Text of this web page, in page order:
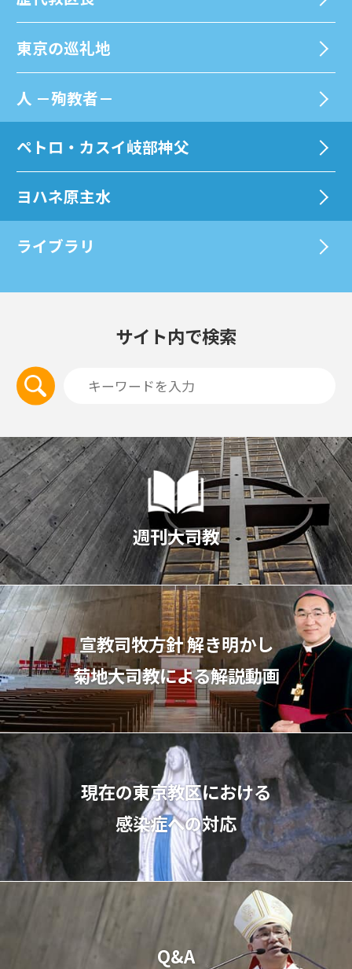
東京の巡礼地
⼈ －殉教者－
ペトロ・カスイ岐部神父
ヨハネ原主水
ライブラリ
サイト内で検索
週刊大司教
宣教司牧⽅針 解き明かし
菊地⼤司教による解説動画
現在の東京教区における
感染症への対応
Q&A